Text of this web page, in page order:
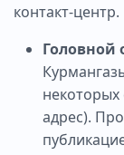
контакт-центр.
Головной
некоторых
адрес).